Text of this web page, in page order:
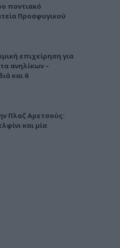
ποντιακό
Προσφυγικού
επιχείρηση για
ανηλίκων –
και 6
Πλαζ Αρετσούς:
και μία